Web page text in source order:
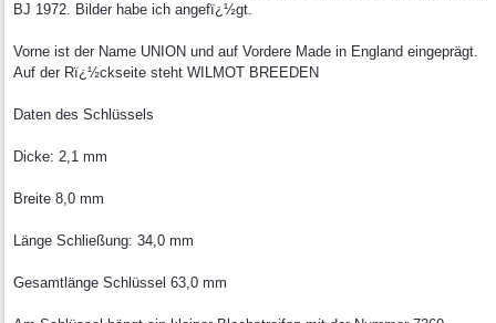
BJ 1972. Bilder habe ich angefï¿½gt.
Vorne ist der Name UNION und auf Vordere Made in England eingeprägt.
Auf der Rï¿½ckseite steht WILMOT BREEDEN
Daten des Schlüssels
Dicke: 2,1 mm
Breite 8,0 mm
Länge Schließung: 34,0 mm
Gesamtlänge Schlüssel 63,0 mm